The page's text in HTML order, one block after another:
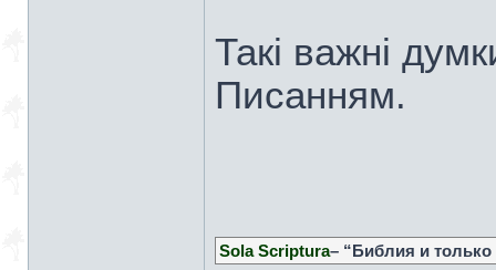
Такі важні
Писанням.
Sola Scriptura– “Библия и